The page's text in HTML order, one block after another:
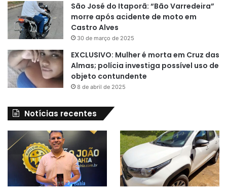
São José do Itaporã: “Bão Varredeira”
morre após acidente de moto em
Castro Alves
30 de março de 2025
EXCLUSIVO: Mulher é morta em Cruz das
Almas; polícia investiga possível uso de
objeto contundente
8 de abril de 2025
Notícias recentes